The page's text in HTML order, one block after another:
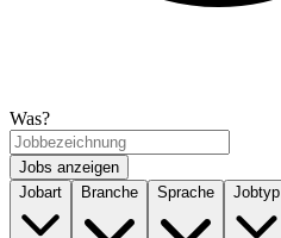
Was?
Jobs anzeigen
Jobart
Branche Sprache Jobtyp